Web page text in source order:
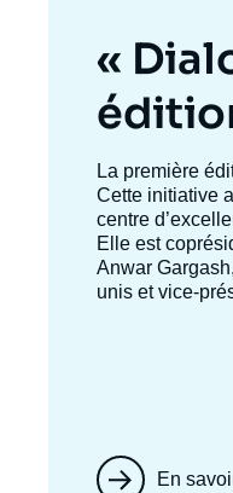
Titre
mis
en
avant
«
Texte
accroche
La première
Cette initiative
centre
Elle est
Anwar Gargash
unis et vice-
En